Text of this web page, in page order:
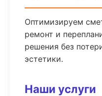
Оптимизируем
ремонт и
решения без
эстетики.
Наши услуги